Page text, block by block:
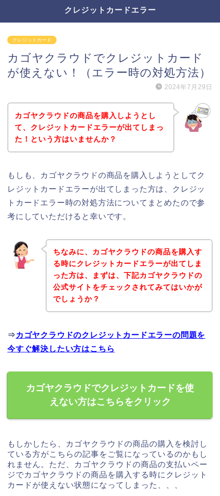
クレジットカードエラー
クレジットカード
カゴヤクラウドでクレジットカード
が使えない！（エラー時の対処方法）
2024年7月29日
カゴヤクラウドの商品を購入しようとし
て、クレジットカードエラーが出てしまっ
た！という方はいませんか？
もしも、カゴヤクラウドの商品を購入しようとしてク
レジットカードエラーが出てしまった方は、クレジッ
トカードエラー時の対処方法についてまとめたので参
考にしていただけると幸いです。
ちなみに、カゴヤクラウドの商品を購入す
る時にクレジットカードエラーが出てしま
った方は、まずは、下記カゴヤクラウドの
公式サイトをチェックされてみてはいかが
でしょうか？
⇒ カゴヤクラウドのクレジットカードエラーの問題を
今すぐ解決したい方はこちら
カゴヤクラウドでクレジットカードを使
えない方はこちらをクリック
もしかしたら、カゴヤクラウドの商品の購入を検討し
ている方がこちらの記事をご覧になっているのかもし
れません。ただ、カゴヤクラウドの商品の支払いペー
ジでカゴヤクラウドの商品を購入する時にクレジット
カードが使えない状態になってしまった、、、